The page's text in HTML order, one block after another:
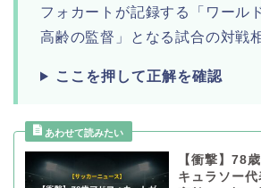
フォカートが記録する「ワール
高齢の監督」となる試合の対戦
ここを押して正解を確認
【衝撃】78
キュラソー